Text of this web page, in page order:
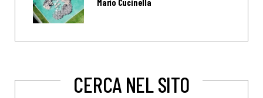
Mario Cucinella
CERCA NEL SITO